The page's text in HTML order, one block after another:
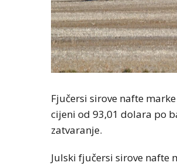
Fjučersi sirove nafte
cijeni od 93,01 dolara po
zatvaranje.
Julski fjučersi sirove nafte